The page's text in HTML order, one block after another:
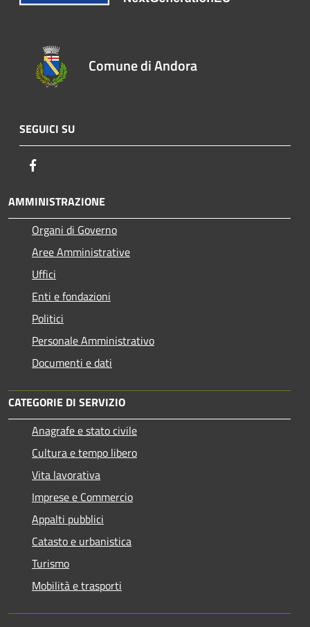
Comune di Andora
SEGUICI SU
AMMINISTRAZIONE
Organi di Governo
Aree Amministrative
Uffici
Enti e fondazioni
Politici
Personale Amministrativo
Documenti e dati
CATEGORIE DI SERVIZIO
Anagrafe e stato civile
Cultura e tempo libero
Vita lavorativa
Imprese e Commercio
Appalti pubblici
Catasto e urbanistica
Turismo
Mobilità e trasporti